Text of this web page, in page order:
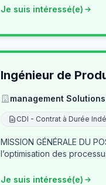
Je suis intéressé(e)
Ingénieur de
management
CDI - Contrat à Durée
MISSION GÉNÉRALE DU
l’optimisation des
Je suis intéressé(e)